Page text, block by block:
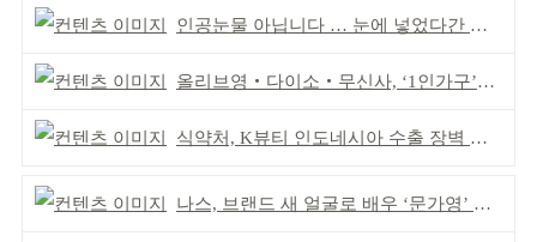
인공눈물 아닙니다 … 눈에 넣었다간 각막 손상
올리브영‧다이소‧무신사, ‘1인가구’가 이끈다
식약처, K뷰티 인도네시아 수출 장벽 완화 성과
나스, 브랜드 새 얼굴로 배우 ‘문가영’ 발탁